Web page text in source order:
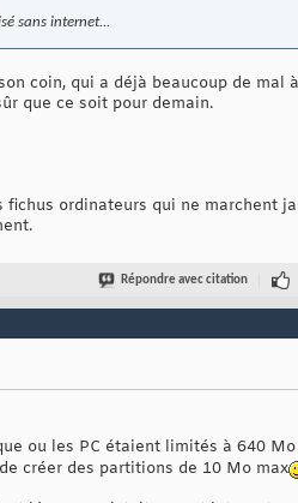
sans internet...
coin, qui a déjà beaucoup de mal
que ce soit pour demain.
ordinateurs qui ne marchent
Répondre avec citation
ou les PC étaient limités à 640 Mo
créer des partitions de 10 Mo max